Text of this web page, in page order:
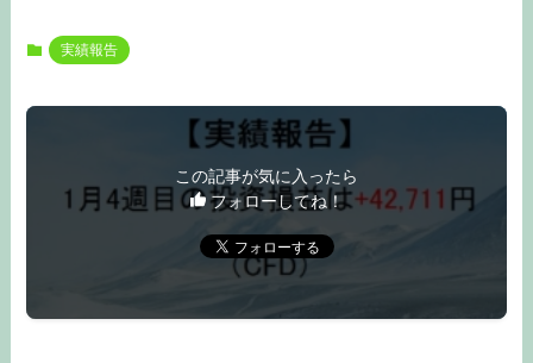
実績報告
この記事が気に入ったら
フォローしてね！